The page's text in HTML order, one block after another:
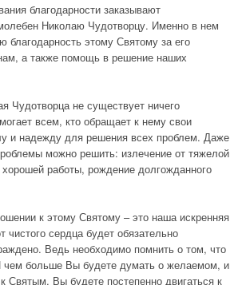
благодарности заказывают
Николаю Чудотворцу. Именно в нем
благодарность этому Святому за его
а также помощь в решение наших
Чудотворца не существует ничего
всем, кто обращает к нему свои
и надежду для решения всех проблем. Даже
можно решить: излечение от тяжелой
работы, рождение долгожданного
к этому Святому – это наша искренняя
чистого сердца будет обязательно
Ведь необходимо помнить о том, что
чем больше Вы будете думать о желаемом, и
Святым, Вы будете постепенно двигаться к